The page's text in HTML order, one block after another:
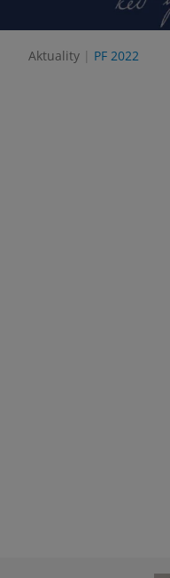
Aktuality PF 2022